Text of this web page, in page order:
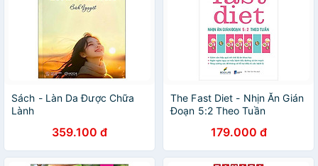
Sách - Làn Da Được Chữa
Lành
359.100 đ
The Fast Diet - Nhịn Ăn Gián
Đoạn 5:2 Theo Tuần
179.000 đ